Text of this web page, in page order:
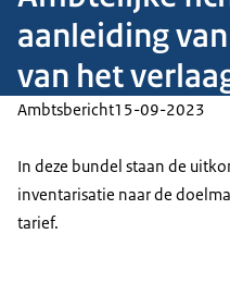
aanleiding
van het
Ambtsbericht15-09-2023
In deze bundel staan de
inventarisatie naar de
tarief.